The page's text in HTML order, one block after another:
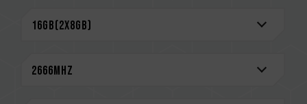
Поддержка XMP2.0
рабочего напряжения